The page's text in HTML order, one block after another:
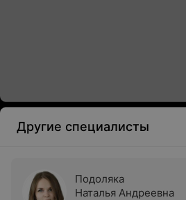
Другие специалисты
Подоляка
Наталья Андреевна